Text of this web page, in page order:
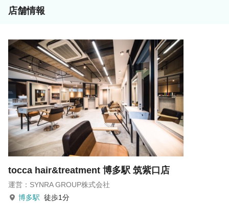
店舗情報
tocca hair&treatment 博多駅 筑紫口店
運営：SYNRA GROUP株式会社
博多駅 徒歩1分